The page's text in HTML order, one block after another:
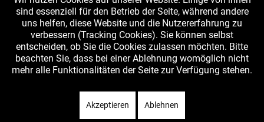
BestimmungPhellinus erectus, Aufrechter
Feuerschwamm – schon wegen der
makroskopisch so wunderbar passenden
Erscheinung. Wer anderer Meinung ist, der
trete vor!
Zurück Weiter
sind essenziell für den Betrieb der Seite, während andere
uns helfen, diese Website und die Nutzererfahrung zu
verbessern (Tracking Cookies). Sie können selbst
entscheiden, ob Sie die Cookies zulassen möchten. Bitte
beachten Sie, dass bei einer Ablehnung womöglich nicht
mehr alle Funktionalitäten der Seite zur Verfügung stehen.
Akzeptieren Ablehnen